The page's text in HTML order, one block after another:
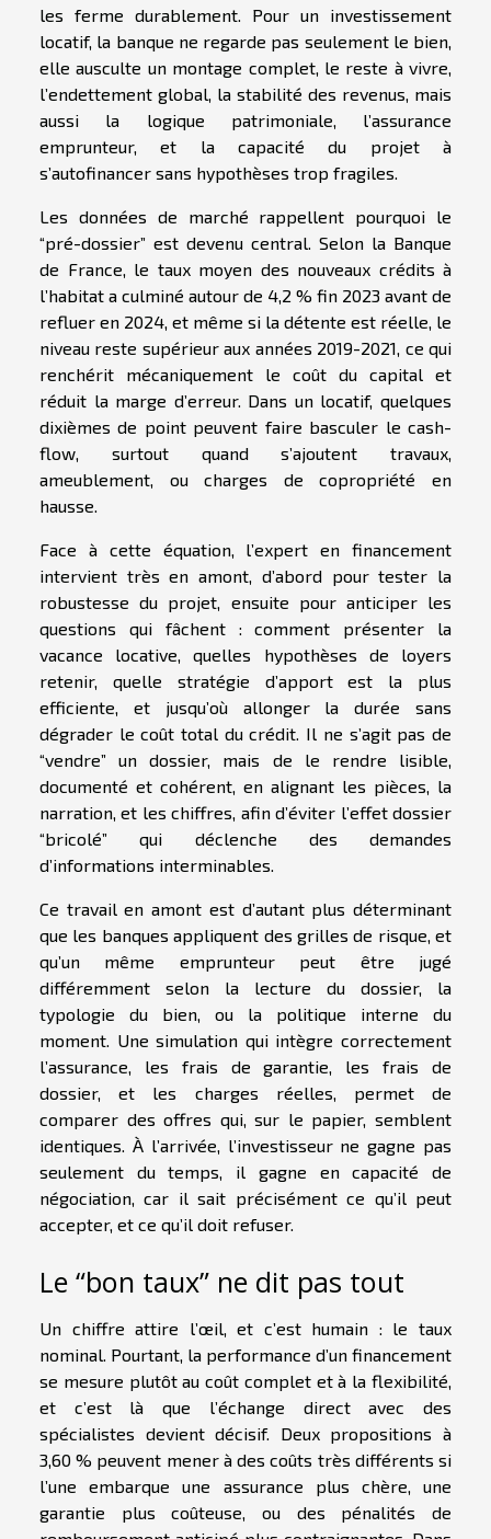
les ferme durablement. Pour un investissement
locatif, la banque ne regarde pas seulement le bien,
elle ausculte un montage complet, le reste à vivre,
l’endettement global, la stabilité des revenus, mais
aussi la logique patrimoniale, l’assurance
emprunteur, et la capacité du projet à
s’autofinancer sans hypothèses trop fragiles.
Les données de marché rappellent pourquoi le
“pré-dossier” est devenu central. Selon la Banque
de France, le taux moyen des nouveaux crédits à
l’habitat a culminé autour de 4,2 % fin 2023 avant de
refluer en 2024, et même si la détente est réelle, le
niveau reste supérieur aux années 2019-2021, ce qui
renchérit mécaniquement le coût du capital et
réduit la marge d’erreur. Dans un locatif, quelques
dixièmes de point peuvent faire basculer le cash-
flow, surtout quand s’ajoutent travaux,
ameublement, ou charges de copropriété en
hausse.
Face à cette équation, l’expert en financement
intervient très en amont, d’abord pour tester la
robustesse du projet, ensuite pour anticiper les
questions qui fâchent : comment présenter la
vacance locative, quelles hypothèses de loyers
retenir, quelle stratégie d’apport est la plus
efficiente, et jusqu’où allonger la durée sans
dégrader le coût total du crédit. Il ne s’agit pas de
“vendre” un dossier, mais de le rendre lisible,
documenté et cohérent, en alignant les pièces, la
narration, et les chiffres, afin d’éviter l’effet dossier
“bricolé” qui déclenche des demandes
d’informations interminables.
Ce travail en amont est d’autant plus déterminant
que les banques appliquent des grilles de risque, et
qu’un même emprunteur peut être jugé
différemment selon la lecture du dossier, la
typologie du bien, ou la politique interne du
moment. Une simulation qui intègre correctement
l’assurance, les frais de garantie, les frais de
dossier, et les charges réelles, permet de
comparer des offres qui, sur le papier, semblent
identiques. À l’arrivée, l’investisseur ne gagne pas
seulement du temps, il gagne en capacité de
négociation, car il sait précisément ce qu’il peut
accepter, et ce qu’il doit refuser.
Le “bon taux” ne dit pas tout
Un chiffre attire l’œil, et c’est humain : le taux
nominal. Pourtant, la performance d’un financement
se mesure plutôt au coût complet et à la flexibilité,
et c’est là que l’échange direct avec des
spécialistes devient décisif. Deux propositions à
3,60 % peuvent mener à des coûts très différents si
l’une embarque une assurance plus chère, une
garantie plus coûteuse, ou des pénalités de